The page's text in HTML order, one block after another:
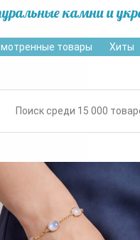
камни и
товары Хиты